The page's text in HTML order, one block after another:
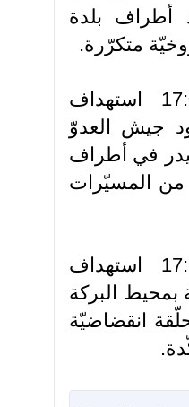
أطراف بلدة
متكرّرة.
17- السّاعة 17:00 استهداف
جيش العدوّ
في أطراف
من المسيّرات
18- السّاعة 17:15 استهداف
بمحيط البركة
انقضاضيّة